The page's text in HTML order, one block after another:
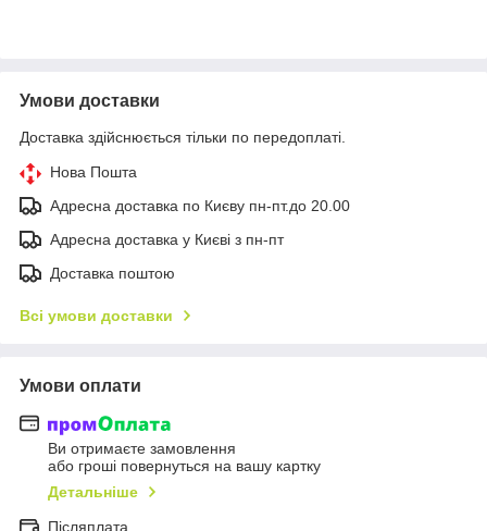
Умови доставки
Доставка здійснюється тільки по передоплаті.
Нова Пошта
Адресна доставка по Києву пн-пт.до 20.00
Адресна доставка у Києві з пн-пт
Доставка поштою
Всі умови доставки
Умови оплати
Ви отримаєте замовлення
або гроші повернуться на вашу картку
Детальніше
Післяплата